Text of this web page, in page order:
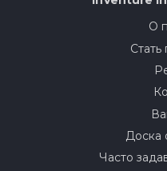
О
Доска
Часто